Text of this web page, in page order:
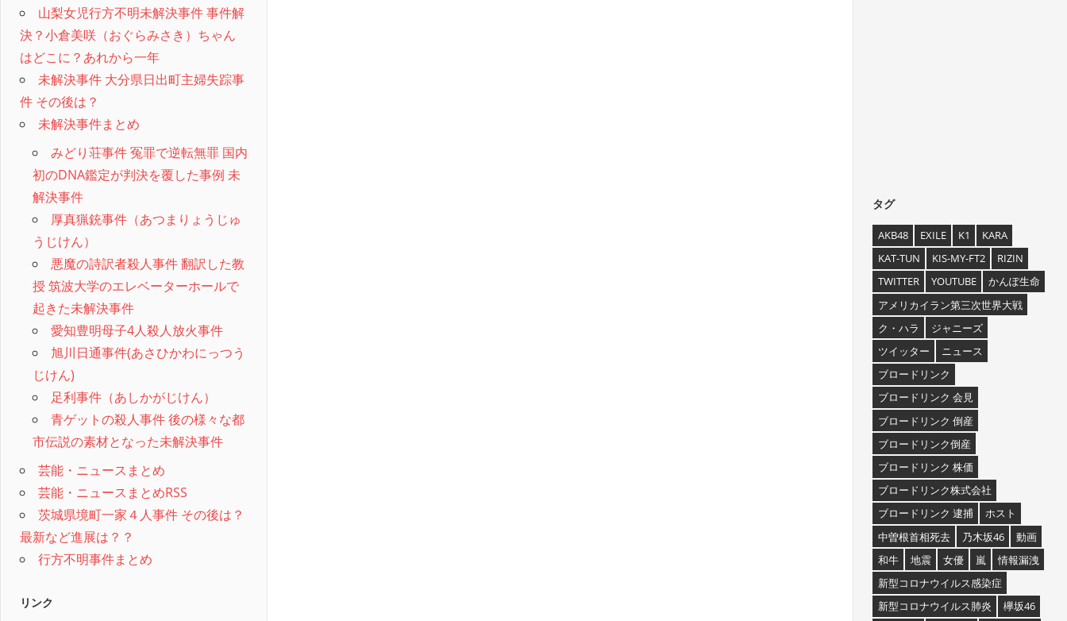
山梨女児行方不明未解決事件 事件解
決？小倉美咲（おぐらみさき）ちゃん
はどこに？あれから一年
未解決事件 大分県日出町主婦失踪事
件 その後は？
未解決事件まとめ
みどり荘事件 冤罪で逆転無罪 国内
初のDNA鑑定が判決を覆した事例 未
解決事件
厚真猟銃事件（あつまりょうじゅ
うじけん）
悪魔の詩訳者殺人事件 翻訳した教
授 筑波大学のエレベーターホールで
起きた未解決事件
愛知豊明母子4人殺人放火事件
旭川日通事件(あさひかわにっつう
じけん)
足利事件（あしかがじけん）
青ゲットの殺人事件 後の様々な都
市伝説の素材となった未解決事件
芸能・ニュースまとめ
芸能・ニュースまとめRSS
茨城県境町一家４人事件 その後は？
最新など進展は？？
行方不明事件まとめ
リンク
タグ
AKB48 EXILE K1
KARA
KAT-TUN
KIS-MY-FT2
RIZIN
TWITTER
YOUTUBE
かんぽ生命
アメリカイラン第三次世界大戦
ク・ハラ
ジャニーズ
ツイッター
ニュース
ブロードリンク
ブロードリンク 会見
ブロードリンク 倒産
ブロードリンク倒産
ブロードリンク 株価
ブロードリンク株式会社
ブロードリンク 逮捕
ホスト
中曽根首相死去
乃木坂46
動画
和牛
地震 女優 嵐
情報漏洩
新型コロナウイルス感染症
新型コロナウイルス肺炎
欅坂46